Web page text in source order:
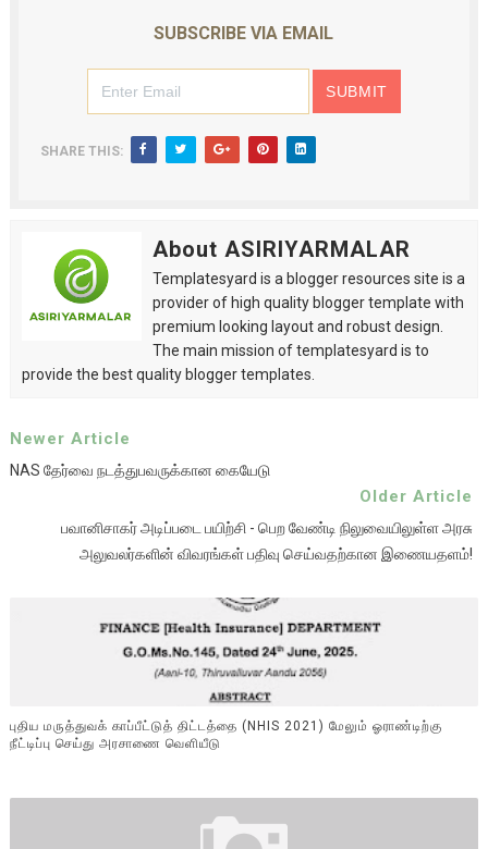
SUBSCRIBE VIA EMAIL
SHARE THIS:
About ASIRIYARMALAR
Templatesyard is a blogger resources site is a
provider of high quality blogger template with
premium looking layout and robust design.
The main mission of templatesyard is to
provide the best quality blogger templates.
Newer Article
NAS தேர்வை நடத்துபவருக்கான கையேடு
Older Article
பவானிசாகர் அடிப்படை பயிற்சி - பெற வேண்டி நிலுவையிலுள்ள அரசு
அலுவலர்களின் விவரங்கள் பதிவு செய்வதற்கான இணையதளம்!
புதிய மருத்துவக் காப்பீட்டுத் திட்டத்தை (NHIS 2021) மேலும் ஓராண்டிற்கு
நீட்டிப்பு செய்து அரசாணை வெளியீடு